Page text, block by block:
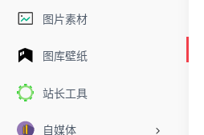
图片素材
图库壁纸
站长工具
自媒体